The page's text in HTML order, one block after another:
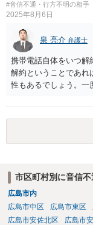
#音信不通・行方不明の相手
2025年8月6日
泉 亮介 弁護士
携帯電話自体をいつ解
解約ということであれ
性もあるでしょう。一
市区町村別に音信
広島市内
広島市中区
広島市東区
広島市安佐北区
広島市